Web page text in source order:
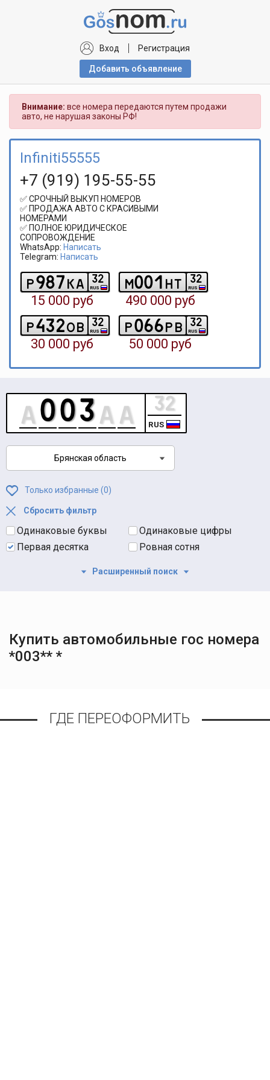
Вход Регистрация
Добавить объявлениe
Внимание: все номера передаются путем продажи
авто, не нарушая законы РФ!
Infiniti55555
+7 (919) 195-55-55
✅ СРОЧНЫЙ ВЫКУП НОМЕРОВ
✅ ПРОДАЖА АВТО С КРАСИВЫМИ
НОМЕРАМИ
✅ ПОЛНОЕ ЮРИДИЧЕСКОЕ
СОПРОВОЖДЕНИЕ
WhatsApp: Написать
Telegram: Написать
p987ka RUS
32
15 000 руб
m001ht RUS
32
490 000 руб
p432ob RUS
32
30 000 руб
p066pb RUS
32
50 000 руб
RUS
Брянская область
Только избранные (0)
Сбросить фильтр
Одинаковые буквы
Одинаковые цифры
Первая десятка
Ровная сотня
Расширенный поиск
Купить автомобильные гос номера
*003** *
ГДЕ ПЕРЕОФОРМИТЬ